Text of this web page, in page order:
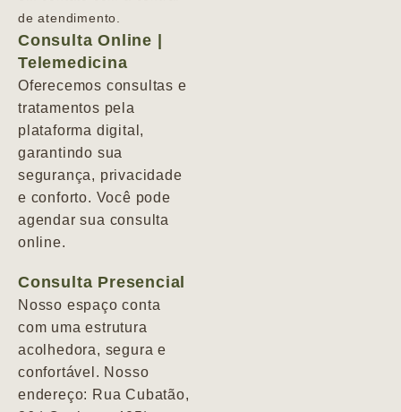
de atendimento.
Consulta Online |
Telemedicina
Oferecemos consultas e
tratamentos pela
plataforma digital,
garantindo sua
segurança, privacidade
e conforto. Você pode
agendar sua consulta
online.
Consulta Presencial
Nosso espaço conta
com uma estrutura
acolhedora, segura e
confortável. Nosso
endereço: Rua Cubatão,